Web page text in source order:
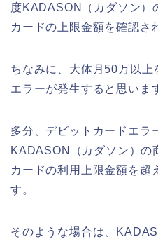
度KADASON（カダソン）
カードの上限金額を確認さ
ちなみに、大体月50万以上
エラーが発生すると思いま
多分、デビットカードエラ
KADASON（カダソン）の
カードの利用上限金額を超
す。
そのような場合は、